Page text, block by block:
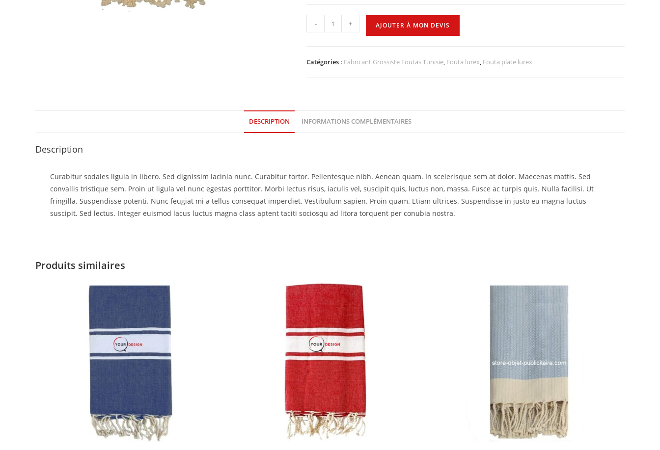
- + AJOUTER À MON DEVIS
Catégories : Fabricant Grossiste Foutas Tunisie, Fouta lurex, Fouta plate lurex
DESCRIPTION INFORMATIONS COMPLÉMENTAIRES
Description
Curabitur sodales ligula in libero. Sed dignissim lacinia nunc. Curabitur tortor. Pellentesque nibh. Aenean quam. In scelerisque sem at dolor. Maecenas mattis. Sed
convallis tristique sem. Proin ut ligula vel nunc egestas porttitor. Morbi lectus risus, iaculis vel, suscipit quis, luctus non, massa. Fusce ac turpis quis. Nulla facilisi. Ut
fringilla. Suspendisse potenti. Nunc feugiat mi a tellus consequat imperdiet. Vestibulum sapien. Proin quam. Etiam ultrices. Suspendisse in justo eu magna luctus
suscipit. Sed lectus. Integer euismod lacus luctus magna class aptent taciti sociosqu ad litora torquent per conubia nostra.
Produits similaires